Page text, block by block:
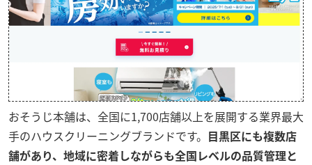
おそうじ本舗は、全国に1,700店舗以上を展開する業界最大
手のハウスクリーニングブランドです。 目黒区にも複数店
舗があり、地域に密着しながらも全国レベルの品質管理と